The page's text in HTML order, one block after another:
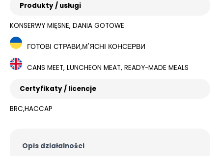
Produkty / usługi
KONSERWY MIĘSNE, DANIA GOTOWE
ГОТОВІ СТРАВИ,М'ЯСНІ КОНСЕРВИ
CANS MEET, LUNCHEON MEAT, READY-MADE MEALS
Certyfikaty / licencje
BRC,HACCAP
Opis działalności